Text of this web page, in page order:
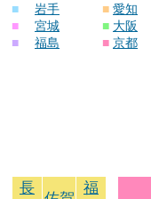
■
岩手
■
宮城
■
福島
■ 愛知
■ 大阪
■ 京都
長
福